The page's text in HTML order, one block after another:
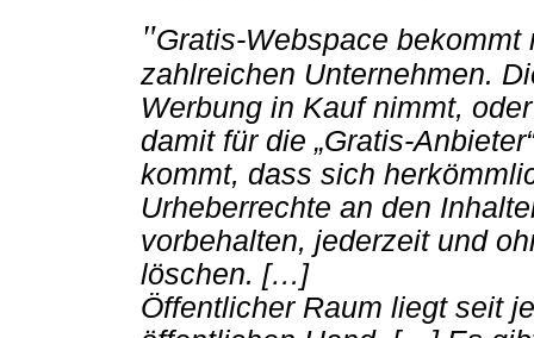
"Gratis-Webspace
zahlreichen Unternehmen.
Werbung in Kauf nimmt,
damit für die „Gratis-
kommt, dass sich
Urheberrechte an den
vorbehalten, jederzeit und
löschen. […]
Öffentlicher Raum liegt seit